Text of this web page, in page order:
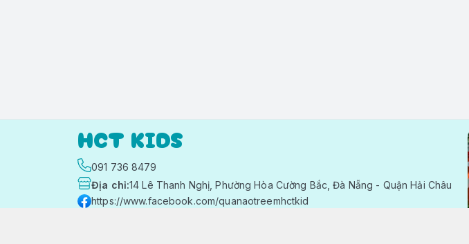
HCT KIDS
091 736 8479
Địa chỉ:14 Lê Thanh Nghị, Phường Hòa Cường Bắc, Đà Nẵng - Quận Hải Châu
https://www.facebook.com/quanaotreemhctkid